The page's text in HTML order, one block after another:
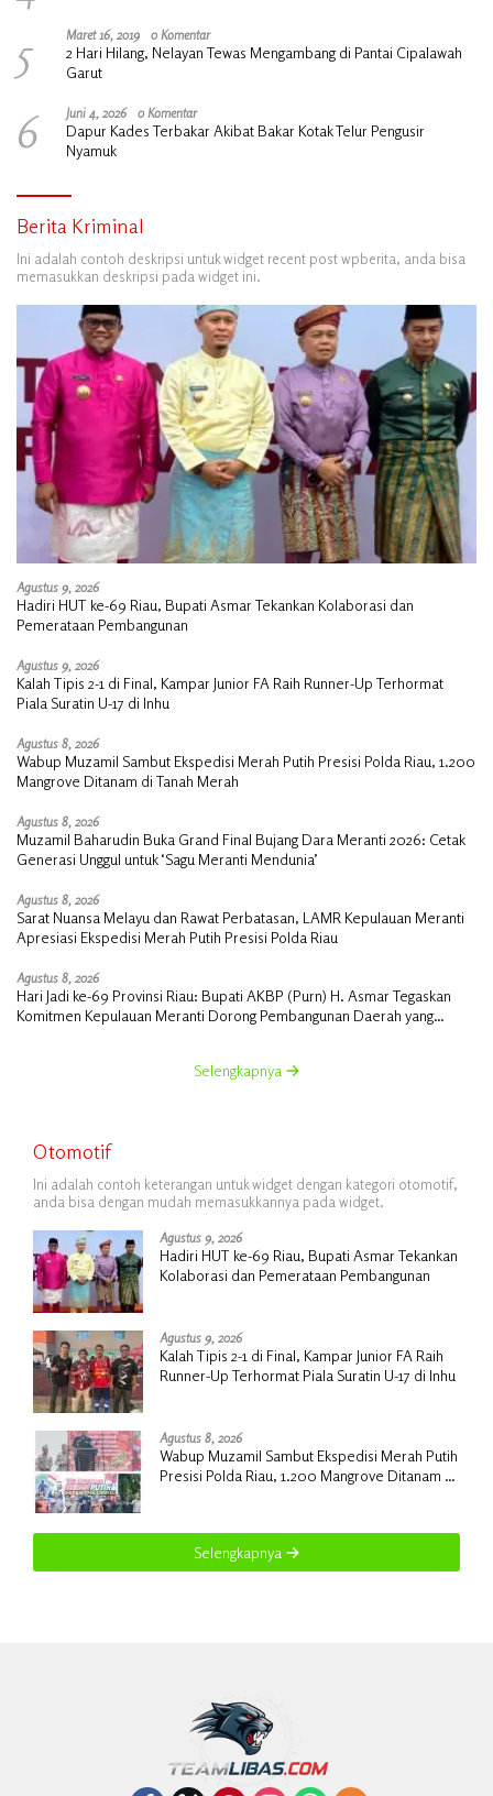
5 Maret 16, 2019 0 Komentar
2 Hari Hilang, Nelayan Tewas Mengambang di Pantai Cipalawah
Garut
6 Juni 4, 2026 0 Komentar
Dapur Kades Terbakar Akibat Bakar Kotak Telur Pengusir
Nyamuk
Berita Kriminal
Ini adalah contoh deskripsi untuk widget recent post wpberita, anda bisa
memasukkan deskripsi pada widget ini.
Agustus 9, 2026
Hadiri HUT ke-69 Riau, Bupati Asmar Tekankan Kolaborasi dan
Pemerataan Pembangunan
Agustus 9, 2026
Kalah Tipis 2-1 di Final, Kampar Junior FA Raih Runner-Up Terhormat
Piala Suratin U-17 di Inhu
Agustus 8, 2026
Wabup Muzamil Sambut Ekspedisi Merah Putih Presisi Polda Riau, 1.200
Mangrove Ditanam di Tanah Merah
Agustus 8, 2026
Muzamil Baharudin Buka Grand Final Bujang Dara Meranti 2026: Cetak
Generasi Unggul untuk ‘Sagu Meranti Mendunia’
Agustus 8, 2026
Sarat Nuansa Melayu dan Rawat Perbatasan, LAMR Kepulauan Meranti
Apresiasi Ekspedisi Merah Putih Presisi Polda Riau
Agustus 8, 2026
Hari Jadi ke-69 Provinsi Riau: Bupati AKBP (Purn) H. Asmar Tegaskan
Komitmen Kepulauan Meranti Dorong Pembangunan Daerah yang
Selengkapnya
Otomotif
Ini adalah contoh keterangan untuk widget dengan kategori otomotif,
anda bisa dengan mudah memasukkannya pada widget.
Agustus 9, 2026
Hadiri HUT ke-69 Riau, Bupati Asmar Tekankan
Kolaborasi dan Pemerataan Pembangunan
Agustus 9, 2026
Kalah Tipis 2-1 di Final, Kampar Junior FA Raih
Runner-Up Terhormat Piala Suratin U-17 di Inhu
Agustus 8, 2026
Wabup Muzamil Sambut Ekspedisi Merah Putih
Presisi Polda Riau, 1.200 Mangrove Ditanam di
Selengkapnya